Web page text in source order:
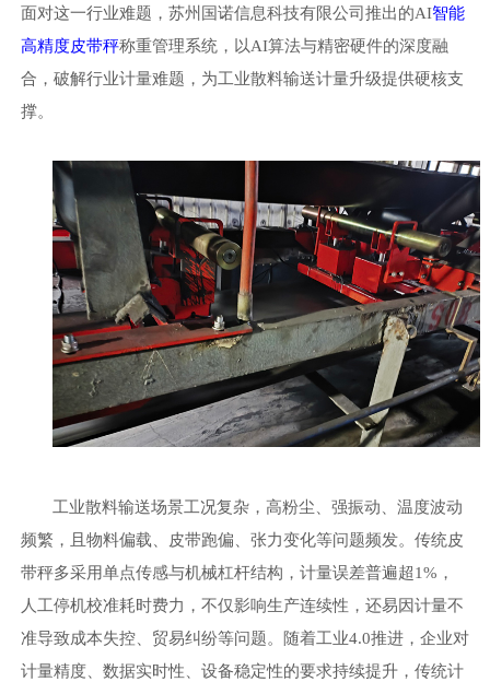
面对这一行业难题，苏州国诺信息科技有限公司推出的AI智能
高精度皮带秤称重管理系统，以AI算法与精密硬件的深度融
合，破解行业计量难题，为工业散料输送计量升级提供硬核支
撑。
工业散料输送场景工况复杂，高粉尘、强振动、温度波动
频繁，且物料偏载、皮带跑偏、张力变化等问题频发。传统皮
带秤多采用单点传感与机械杠杆结构，计量误差普遍超1%，
人工停机校准耗时费力，不仅影响生产连续性，还易因计量不
准导致成本失控、贸易纠纷等问题。随着工业4.0推进，企业对
计量精度、数据实时性、设备稳定性的要求持续提升，传统计